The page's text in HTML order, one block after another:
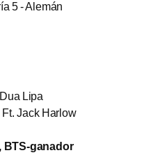
5 - Alemán
Lipa
Ft. Jack Harlow
BTS-ganador